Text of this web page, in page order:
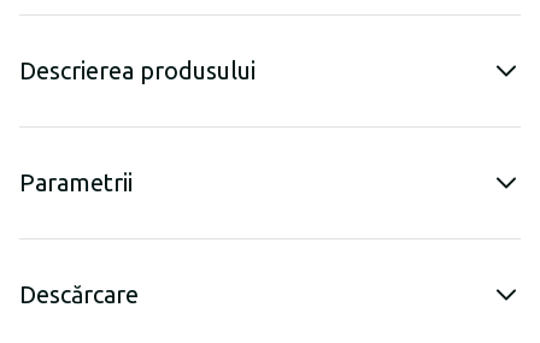
Descrierea produsului
Parametrii
Descărcare